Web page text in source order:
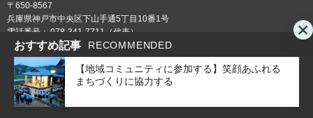
おすすめ記事 RECOMMENDED
【地域コミュニティに参加する】笑顔あふれる
まちづくりに協力する
〒650-8567
兵庫県神戸市中央区下山手通5丁目10番1号
電話番号： 078-341-7711（代表）
県庁までの交通案内 庁舎案内
Copyright © Hyogo Prefectural Government. All rights reserved.